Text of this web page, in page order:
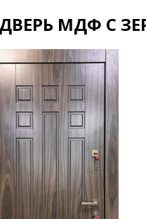
МДФ С